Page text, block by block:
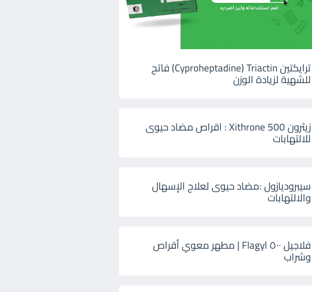
ترايكتين Cyproheptadine) Triactin) فاتح
للشهية لزيادة الوزن
زيثرون 500 Xithrone : اقراص مضاد حيوى
للالتهابات
سيبروديازول :مضاد حيوى لعلاج الإسهال
والالتهابات
فلاجيل ٥٠٠ Flagyl | مطهر معوي أقراص
وشراب